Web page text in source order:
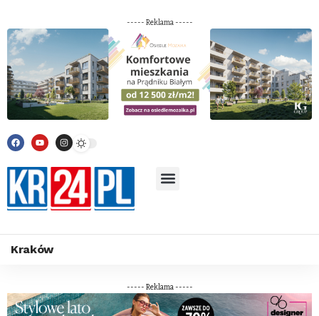
----- Reklama -----
Kraków
----- Reklama -----